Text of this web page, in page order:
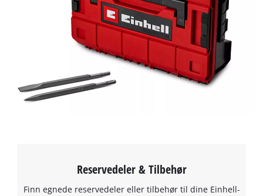
Reservedeler & Tilbehør
Finn egnede reservedeler eller tilbehør til dine Einhell-